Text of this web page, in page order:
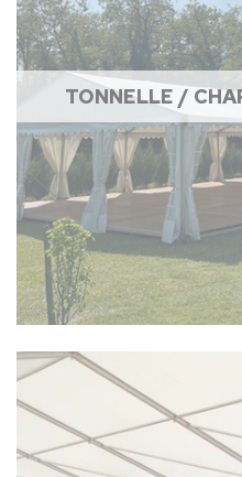
TONNELLE /